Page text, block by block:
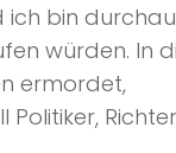
ich bin
würden. In
ermordet,